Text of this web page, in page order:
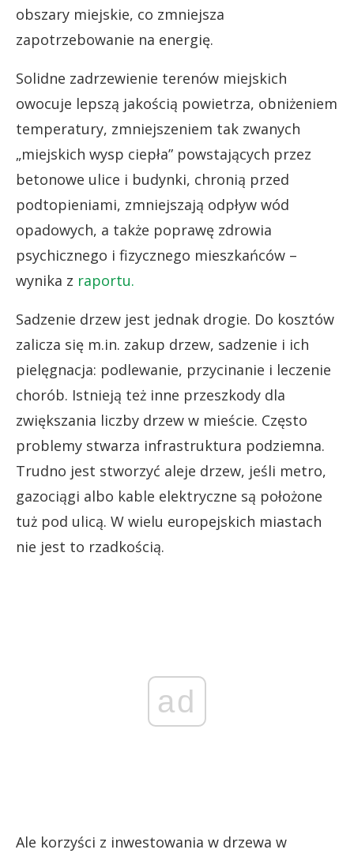
obszary miejskie, co zmniejsza
zapotrzebowanie na energię.
Solidne zadrzewienie terenów miejskich
owocuje lepszą jakością powietrza, obniżeniem
temperatury, zmniejszeniem tak zwanych
„miejskich wysp ciepła” powstających przez
betonowe ulice i budynki, chronią przed
podtopieniami, zmniejszają odpływ wód
opadowych, a także poprawę zdrowia
psychicznego i fizycznego mieszkańców –
wynika z raportu.
Sadzenie drzew jest jednak drogie. Do kosztów
zalicza się m.in. zakup drzew, sadzenie i ich
pielęgnacja: podlewanie, przycinanie i leczenie
chorób. Istnieją też inne przeszkody dla
zwiększania liczby drzew w mieście. Często
problemy stwarza infrastruktura podziemna.
Trudno jest stworzyć aleje drzew, jeśli metro,
gazociągi albo kable elektryczne są położone
tuż pod ulicą. W wielu europejskich miastach
nie jest to rzadkością.
ad
Ale korzyści z inwestowania w drzewa w